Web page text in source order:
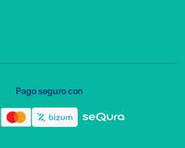
Pago seguro con